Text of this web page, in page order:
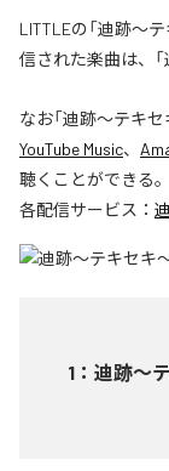
LITTLEの「迪跡〜
信された楽曲は、
なお「迪跡〜テキセ
YouTube Music、
聴くことができる。
各配信サービス：
1 ： 迪跡〜